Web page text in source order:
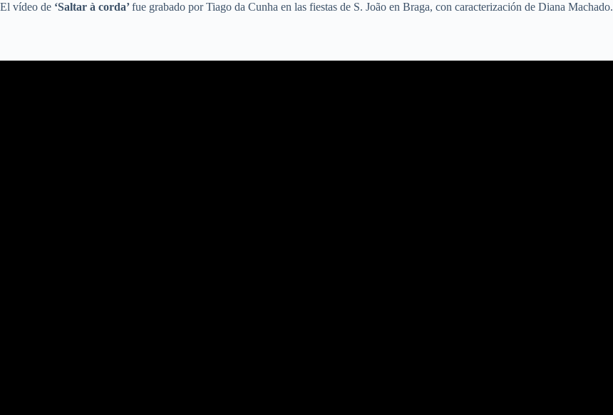
El vídeo de ‘Saltar à corda’fue grabado por Tiago da Cunha en las fiestas de S. João en Braga, con caracterización de Diana Machado.